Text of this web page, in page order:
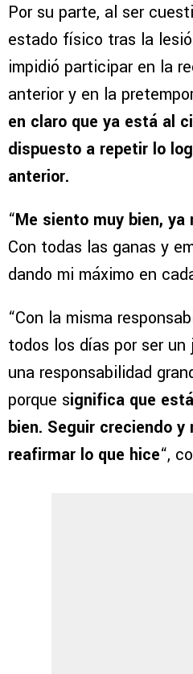
Por su parte, al ser
estado físico tras la
impidió participar en la
anterior y en la
en claro que ya está al
dispuesto a repetir lo
anterior.
“Me siento muy bien,
Con todas las ganas y
dando mi máximo en
“Con la misma
todos los días por ser un
una responsabilidad
porque significa que
bien. Seguir creciendo y
reafirmar lo que hice“,